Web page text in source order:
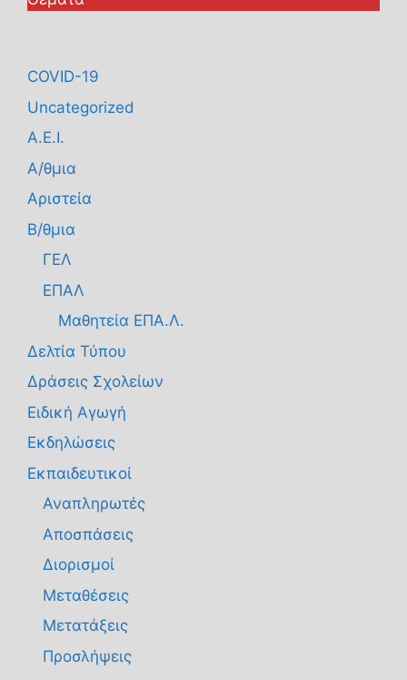
COVID-19
Uncategorized
Α.Ε.Ι.
Α/θμια
Αριστεία
Β/θμια
ΓΕΛ
ΕΠΑΛ
Μαθητεία ΕΠΑ.Λ.
Δελτία Τύπου
Δράσεις Σχολείων
Ειδική Αγωγή
Εκδηλώσεις
Εκπαιδευτικοί
Αναπληρωτές
Αποσπάσεις
Διορισμοί
Μεταθέσεις
Μετατάξεις
Προσλήψεις